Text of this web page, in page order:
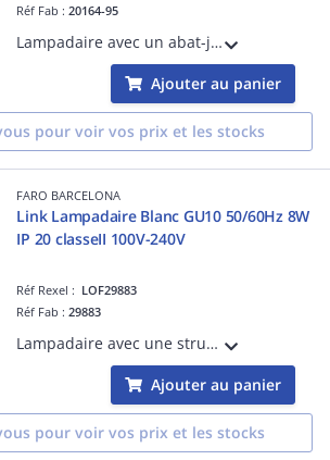
Réf Fab :20164-95
Lampadaire avec un abat-jour en acier Or satiné structure en Acier couleur Noir mat Or satiné E27 source non incluse 50/60Hz 15W IP 20 classeII 100V-240V hauteur: 1640mm longueur:300mm profondeur: 300mm
Ajouter au panier
pour voir vos prix et les stocks
FARO BARCELONA
Link Lampadaire Blanc GU10 50/60Hz 8W
IP 20 classeII 100V-240V
Réf Rexel : LOF29883
Réf Fab :29883
Lampadaire avec une structure en Acier couleur Blanc mat GU10 source non incluse 50/60Hz 8W IP 20 classe II 100V-240V hauteur: 1100mm longueur: 220mm profondeur:56mm
Ajouter au panier
pour voir vos prix et les stocks